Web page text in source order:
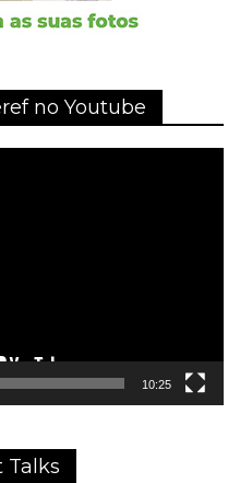
no Youtube
10:25
Talks